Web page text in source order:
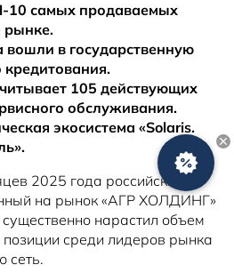
10 самых продаваемых
рынке.
в государственную
кредитования.
105 действующих
обслуживания.
экосистема «Solaris.
2025 года российский
на рынок «АГР ХОЛДИНГ»
нарастил объем
среди лидеров рынка
сеть.